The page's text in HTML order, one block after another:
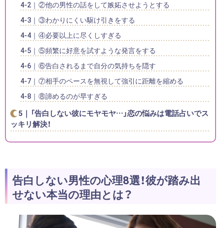
②他の男性の話をして嫉妬させようとする
③わかりにくい駆け引きをする
④必要以上に尽くしすぎる
⑤頻繁に好意を試すような発言をする
⑥告白されるまで自分の気持ちを隠す
⑦相手のペースを無視して強引に距離を縮める
⑧諦めるのが早すぎる
「告白しない彼にモヤモヤ…」恋の悩みは電話占いでス
ッキリ解決！
告白しない男性の心理8選！彼が踏み出
せない本当の理由とは？